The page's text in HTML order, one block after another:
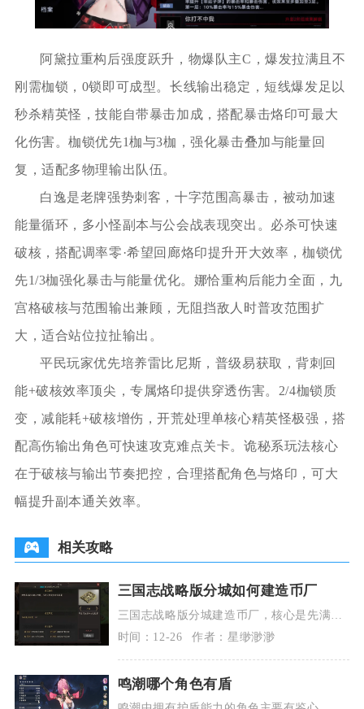
阿黛拉重构后强度跃升，物爆队主C，爆发拉满且不
刚需枷锁，0锁即可成型。长线输出稳定，短线爆发足以
秒杀精英怪，技能自带暴击加成，搭配暴击烙印可最大
化伤害。枷锁优先1枷与3枷，强化暴击叠加与能量回
复，适配多物理输出队伍。
白逸是老牌强势刺客，十字范围高暴击，被动加速
能量循环，多小怪副本与公会战表现突出。必杀可快速
破核，搭配调率零·希望回廊烙印提升开大效率，枷锁优
先1/3枷强化暴击与能量优化。娜恰重构后能力全面，九
宫格破核与范围输出兼顾，无阻挡敌人时普攻范围扩
大，适合站位拉扯输出。
平民玩家优先培养雷比尼斯，普级易获取，背刺回
能+破核效率顶尖，专属烙印提供穿透伤害。2/4枷锁质
变，减能耗+破核增伤，开荒处理单核心精英怪极强，搭
配高伤输出角色可快速攻克难点关卡。诡秘系玩法核心
在于破核与输出节奏把控，合理搭配角色与烙印，可大
幅提升副本通关效率。
相关攻略
三国志战略版分城如何建造币厂
三国志战略版分城建造币厂，核心是先满足
名声与地块条件、再合理选址与升级、最后
搭配分城建筑与
时间：12-26 作者：星缈渺渺
鸣潮哪个角色有盾